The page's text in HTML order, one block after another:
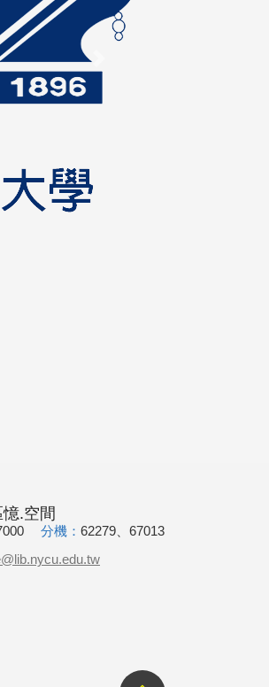
.空間
分機： 62279、67013